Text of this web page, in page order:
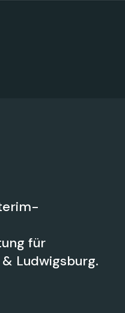
für
Ludwigsburg.